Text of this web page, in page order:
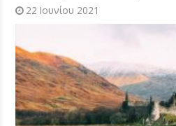
22 Ιουνίου 2021